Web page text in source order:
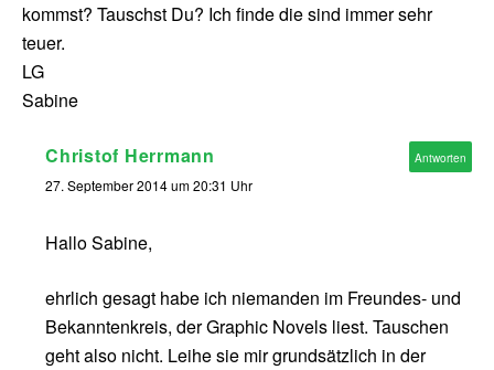
kommst? Tauschst Du? Ich finde die sind immer sehr
teuer.
LG
Sabine
Christof Herrmann
27. September 2014 um 20:31 Uhr
Hallo Sabine,
ehrlich gesagt habe ich niemanden im Freundes- und
Bekanntenkreis, der Graphic Novels liest. Tauschen
geht also nicht. Leihe sie mir grundsätzlich in der
Antworten